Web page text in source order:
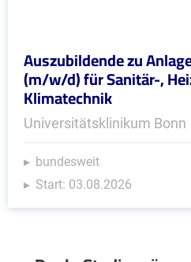
Auszubildende zu
(m/w/d) für Sanitär-,
Klimatechnik
Universitätsklinikum Bonn
bundesweit
Start: 03.08.2026